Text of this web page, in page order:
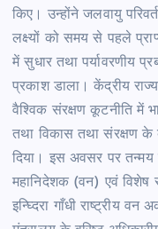
किए। उन्होंने जलवायु
लक्ष्यों को समय से पहले
में सुधार तथा पर्यावरणीय
प्रकाश डाला। केंद्रीय
वैश्विक संरक्षण कूटनीति में
तथा विकास तथा संरक्षण
दिया। इस अवसर पर
महानिदेशक (वन) एवं विशेष
इन्घ्दिरा गाँधी राष्ट्रीय